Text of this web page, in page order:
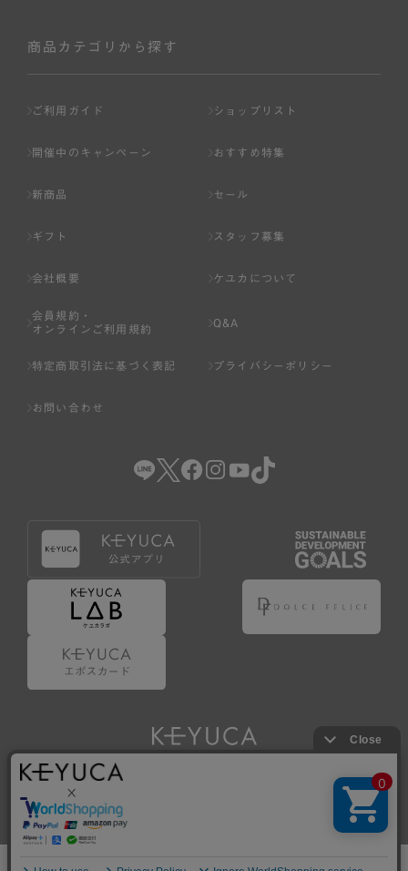
商品カテゴリから探す
ご利用ガイド ショップリスト
開催中のキャンペーン おすすめ特集
新商品 セール
ギフト スタッフ募集
会社概要 ケユカについて
会員規約・
オンラインご利用規約
Q&A
特定商取引法に基づく表記 プライバシーポリシー
お問い合わせ
Copyright © KAWAJUN Co., Ltd. All Rights Reserved.